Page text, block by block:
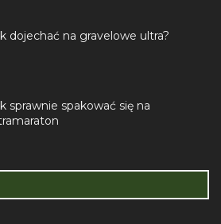
dojechać na gravelowe ultra?
sprawnie spakować się na